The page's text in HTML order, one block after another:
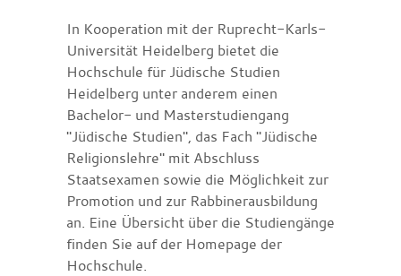
In Kooperation mit der Ruprecht-Karls-
Universität Heidelberg bietet die
Hochschule für Jüdische Studien
Heidelberg unter anderem einen
Bachelor- und Masterstudiengang
"Jüdische Studien", das Fach "Jüdische
Religionslehre" mit Abschluss
Staatsexamen sowie die Möglichkeit zur
Promotion und zur Rabbinerausbildung
an. Eine Übersicht über die Studiengänge
finden Sie auf der Homepage der
Hochschule.